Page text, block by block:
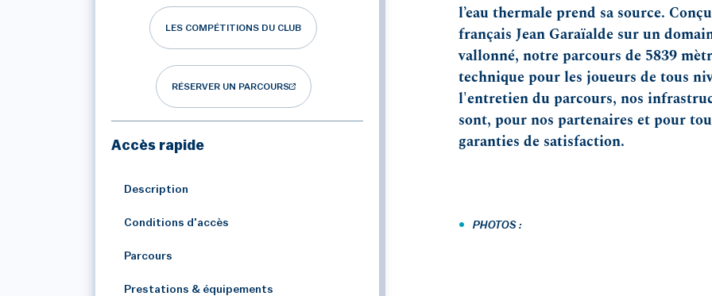
LES COMPÉTITIONS DU CLUB
RÉSERVER UN PARCOURS
Accès rapide
Description
Conditions d'accès
Parcours
Prestations & équipements
l’eau thermale prend sa source.
français Jean Garaïalde sur un
vallonné, notre parcours de 5839
technique pour les joueurs de tous
l'entretien du parcours, nos
sont, pour nos partenaires et pour
garanties de satisfaction.
• PHOTOS :